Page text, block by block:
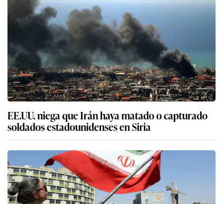
EE.UU. niega que Irán haya matado o capturado
soldados estadounidenses en Siria